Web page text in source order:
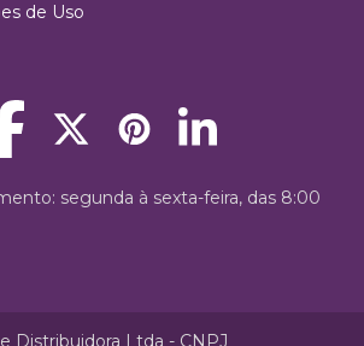
de Uso
segunda à sexta-feira, das 8:00